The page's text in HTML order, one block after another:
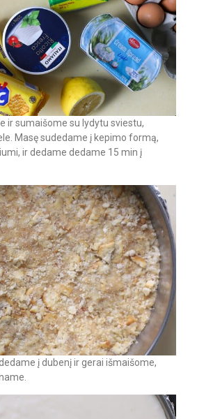
ir sumaišome su lydytu sviestu,
Masę sudedame į kepimo formą,
ir dedame dedame 15 min į
į dubenį ir gerai išmaišome,